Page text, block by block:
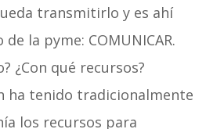
transmitirlo y es ahí
la pyme: COMUNICAR.
¿Con qué recursos?
ha tenido tradicionalmente
los recursos para